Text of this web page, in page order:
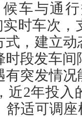
车与通
实时车次
，建立
段发车
突发情
近2年投入
适可调